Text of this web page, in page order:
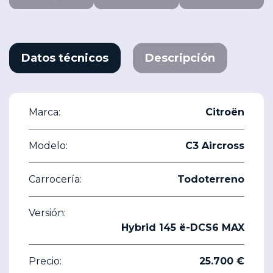
Datos técnicos Descripción
Marca: Citroën
Modelo: C3 Aircross
Carrocería: Todoterreno
Versión:
Hybrid 145 ë-DCS6 MAX
Precio: 25.700 €